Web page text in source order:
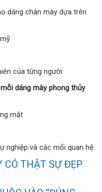
dáng chân mày dựa trên
của từng người
mỗi dáng mày phong thủy
mặt
nghiệp và các mối quan hệ
CÓ THẬT SỰ ĐẸP